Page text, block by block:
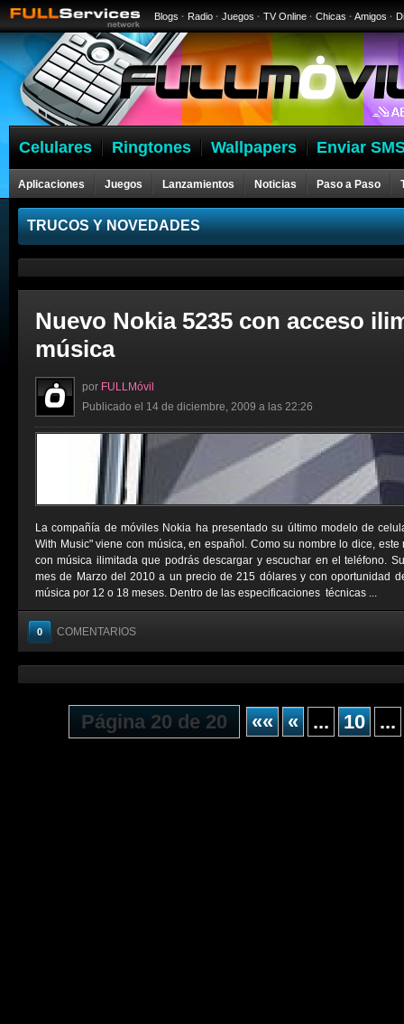
Blogs · Radio · Juegos · TV Online · Chicas · Amigos ·
Celulares Ringtones Wallpapers Enviar
Aplicaciones Juegos Lanzamientos Noticias Paso a Paso
Celulares
TRUCOS Y NOVEDADES
Nuevo Nokia 5235 con acceso
música
por FULLMóvil
Publicado el 14 de diciembre, 2009 a las 22:26
La compañía de móviles Nokia ha presentado su último modelo de
With Music" viene con música, en español. Como su nombre lo dice,
con música ilimitada que podrás descargar y escuchar en el teléfono.
mes de Marzo del 2010 a un precio de 215 dólares y con oportunidad
música por 12 o 18 meses. Dentro de las especificaciones técnicas ...
0 COMENTARIOS
Página 20 de 20 «« « ... 10 ...